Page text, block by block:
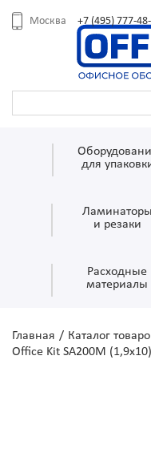
Москва +7 (495) 777-
для
Ламинаторы
и резаки
Расходные
материалы
Главная / Каталог
Office Kit SA200M